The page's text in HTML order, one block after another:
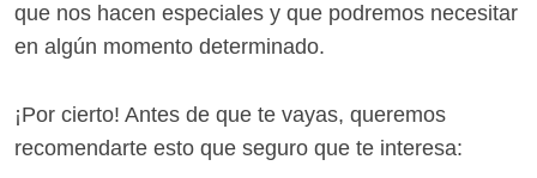
que nos hacen especiales y que podremos necesitar
en algún momento determinado.
¡Por cierto! Antes de que te vayas, queremos
recomendarte esto que seguro que te interesa: